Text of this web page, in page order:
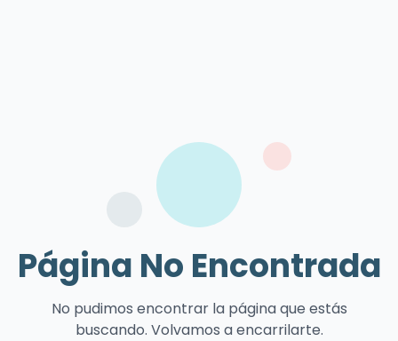
Página No Encontrada
No pudimos encontrar la página que estás
buscando. Volvamos a encarrilarte.